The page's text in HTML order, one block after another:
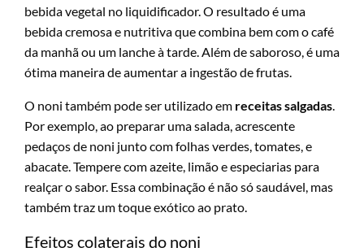
bebida vegetal no liquidificador. O resultado é uma
bebida cremosa e nutritiva que combina bem com o café
da manhã ou um lanche à tarde. Além de saboroso, é uma
ótima maneira de aumentar a ingestão de frutas.
O noni também pode ser utilizado em receitas salgadas
Por exemplo, ao preparar uma salada, acrescente
pedaços de noni junto com folhas verdes, tomates, e
abacate. Tempere com azeite, limão e especiarias para
realçar o sabor. Essa combinação é não só saudável, mas
também traz um toque exótico ao prato.
Efeitos colaterais do noni